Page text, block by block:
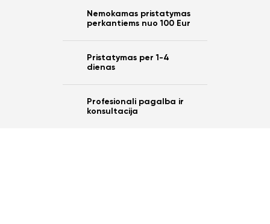
Nemokamas pristatymas
perkantiems nuo 100 Eur
Pristatymas per 1-4
dienas
Profesionali pagalba ir
konsultacija